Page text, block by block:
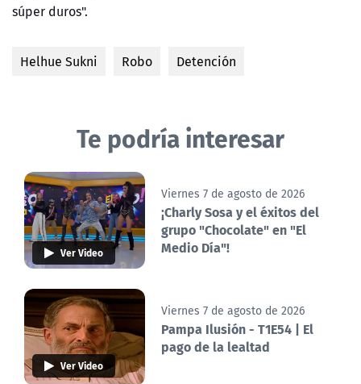
súper duros".
Helhue Sukni Robo Detención
Te podría interesar
Ver Video
Viernes 7 de agosto de 2026
¡Charly Sosa y el éxitos del
grupo "Chocolate" en "El
Medio Día"!
Ver Video
Viernes 7 de agosto de 2026
Pampa Ilusión - T1E54 | El
pago de la lealtad